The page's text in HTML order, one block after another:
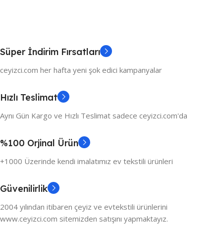
Süper İndirim Fırsatları
ceyizci.com her hafta yeni şok edici kampanyalar
Hızlı Teslimat
Aynı Gün Kargo ve Hızlı Teslimat sadece ceyizci.com'da
%100 Orjinal Ürün
+1000 Üzerinde kendi imalatımız ev tekstili ürünleri
Güvenilirlik
2004 yılından itibaren çeyiz ve evtekstili ürünlerini
www.ceyizci.com sitemizden satışını yapmaktayız.